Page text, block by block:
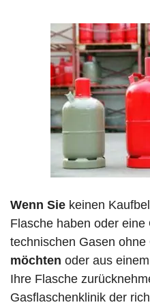
Wenn Sie keinen
Flasche haben oder eine
technischen Gasen ohne
möchten oder aus
Ihre Flasche
Gasflaschenklinik der